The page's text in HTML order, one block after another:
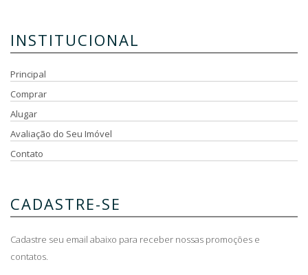
INSTITUCIONAL
Principal
Comprar
Alugar
Avaliação do Seu Imóvel
Contato
CADASTRE-SE
Cadastre seu email abaixo para receber nossas promoções e
contatos.